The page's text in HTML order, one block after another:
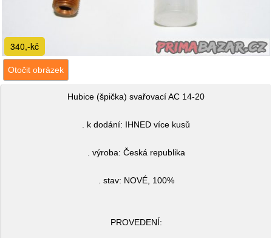
340,-kč
Otočit obrázek
Hubice (špička) svařovací AC 14-20
. k dodání: IHNED více kusů
. výroba: Česká republika
. stav: NOVÉ, 100%
PROVEDENÍ: